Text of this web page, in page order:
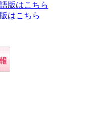
版はこちら
はこちら